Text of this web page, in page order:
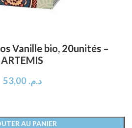
Vanille bio, 20unités –
ARTEMIS
د.م. 53,00
AU PANIER